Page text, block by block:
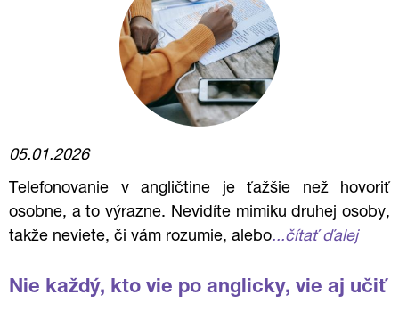
05.01.2026
Telefonovanie v angličtine je ťažšie než hovoriť
osobne, a to výrazne. Nevidíte mimiku druhej osoby,
takže neviete, či vám rozumie, alebo...čítať ďalej
Nie každý, kto vie po anglicky, vie aj učiť